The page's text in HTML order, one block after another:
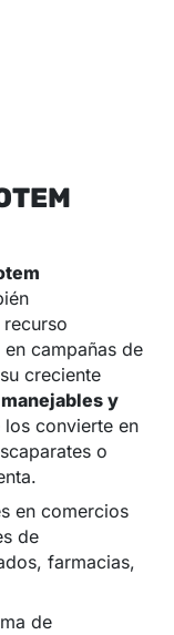
campañas de
creciente
y
los convierte en
o
en comercios
de
farmacias,
de